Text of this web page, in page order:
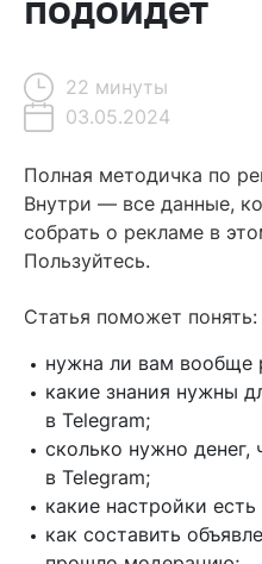
22 минуты
03.05.2024
Содержание
Что нужно знать и уметь
Таргет или посевы: как
Что такое Telegram Ads
Портрет аудитории
Каким компаниям подойдет
Особенности рекламы в
Как устроен рекламный
маркировать рекламу
Полная методичка по
Внутри — все данные,
собрать о рекламе в
Пользуйтесь.
Статья поможет понять:
нужна ли вам вообще
какие знания нужны
в Telegram;
сколько нужно денег,
в Telegram;
какие настройки
как составить